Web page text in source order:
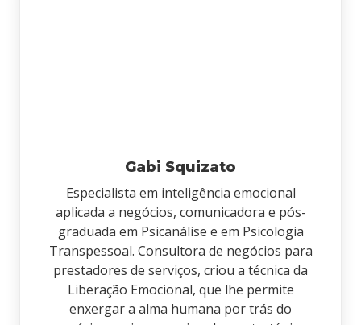
Gabi Squizato
Especialista em inteligência emocional
aplicada a negócios, comunicadora e pós-
graduada em Psicanálise e em Psicologia
Transpessoal. Consultora de negócios para
prestadores de serviços, criou a técnica da
Liberação Emocional, que lhe permite
enxergar a alma humana por trás do